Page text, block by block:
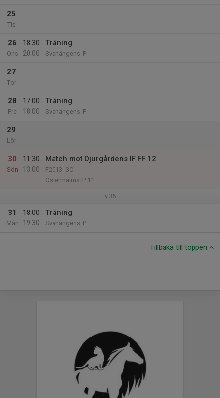
25
Tis
26
Ons
18:30
20:00
Träning
Svanängens IP
27
Tor
28
Fre
17:00
18:00
Träning
Svanängens IP
29
Lör
30
Sön
11:30
13:00
Match mot Djurgårdens IF FF 12
F2013- 3C
Östermalms IP 11
v.36
31
Mån
18:00
19:30
Träning
Svanängens IP
Tillbaka till toppen